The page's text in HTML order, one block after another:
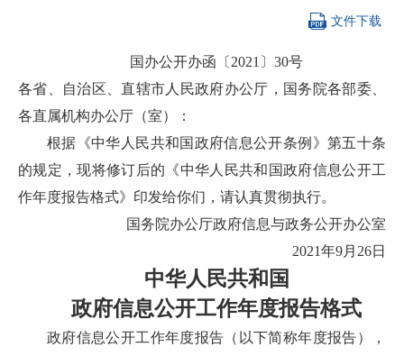
 文件下载
国办公开办函〔2021〕30号
各省、自治区、直辖市人民政府办公厅，国务院各部委、
各直属机构办公厅（室）：
根据《中华人民共和国政府信息公开条例》第五十条
的规定，现将修订后的《中华人民共和国政府信息公开工
作年度报告格式》印发给你们，请认真贯彻执行。
国务院办公厅政府信息与政务公开办公室
2021年9月26日
中华人民共和国
政府信息公开工作年度报告格式
政府信息公开工作年度报告（以下简称年度报告），